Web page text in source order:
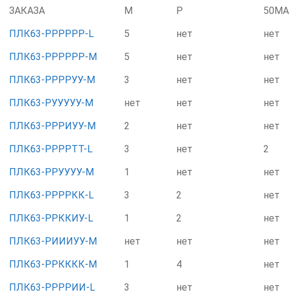
ЗАКАЗА
М
P
50МА
ПЛК63-РРРРРР-L 5 нет нет
ПЛК63-РРРРРР-М
5 нет нет
ПЛК63-РРРРУУ-М
3 нет нет
ПЛК63-РУУУУУ-М
нет нет нет
ПЛК63-РРРИУУ-М
2 нет нет
ПЛК63-РРРРТТ-L
3 нет 2
ПЛК63-РРУУУУ-М
1 нет нет
ПЛК63-РРРРКК-L
3 2 нет
ПЛК63-РРККИУ-L
1 2 нет
ПЛК63-РИИИУУ-М
нет нет нет
ПЛК63-РРКККК-М
1 4 нет
ПЛК63-РРРРИИ-L
3 нет нет